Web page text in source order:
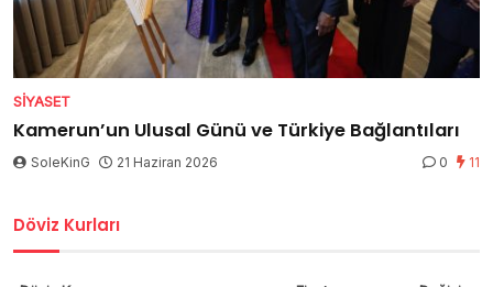
SIYASET
Kamerun’un Ulusal Günü ve Türkiye Bağlantıları
SoleKinG 21 Haziran 2026 0 11
Döviz Kurları